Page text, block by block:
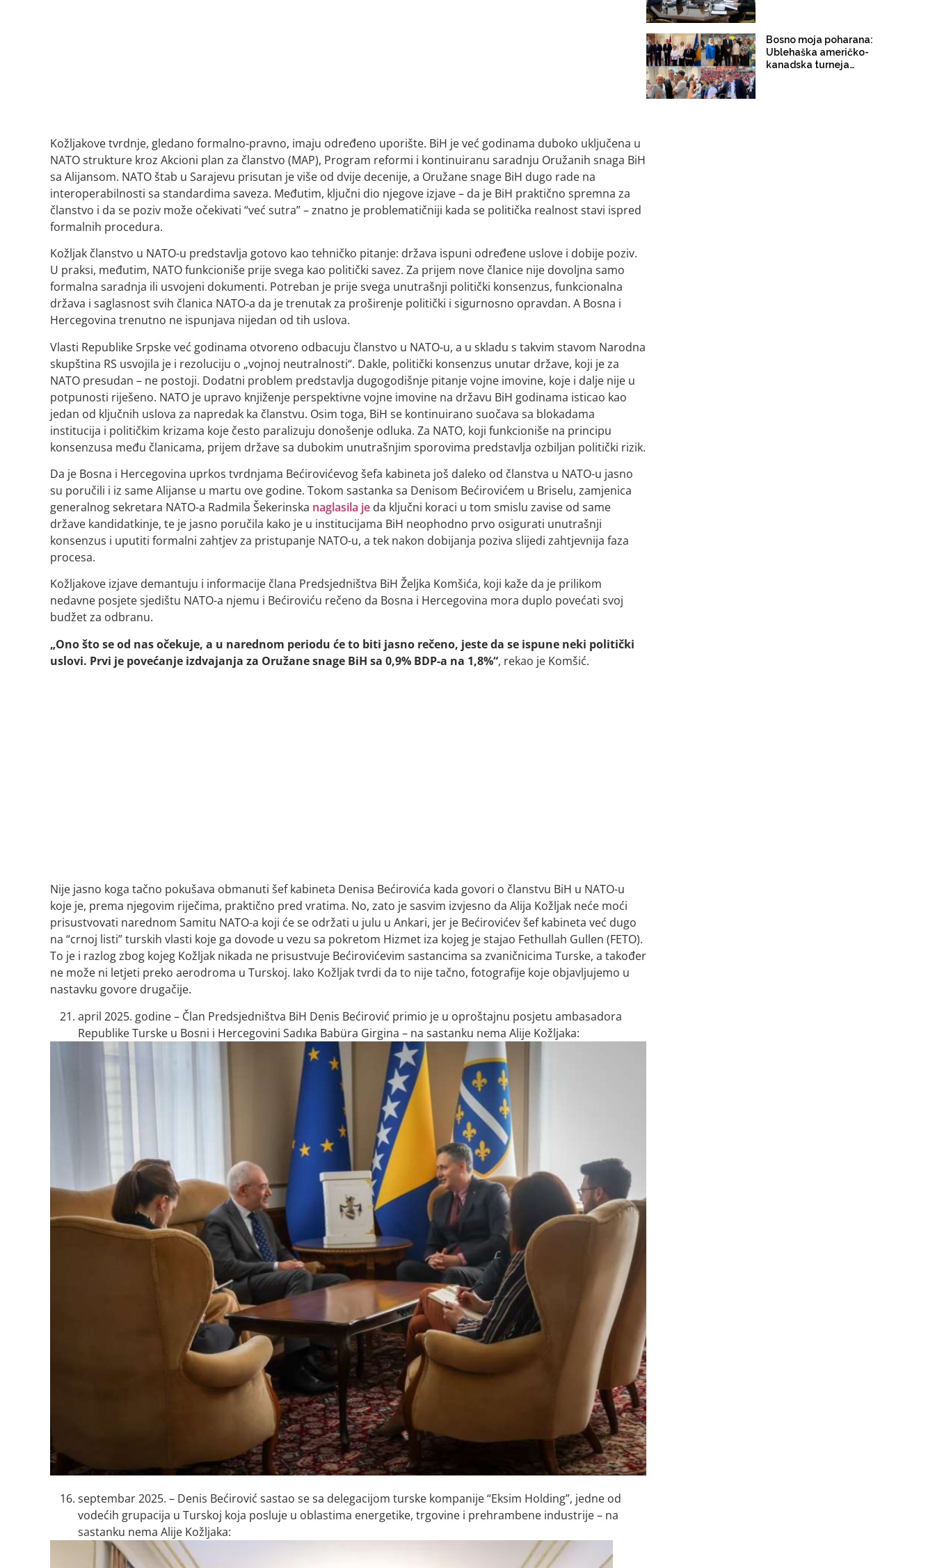
Kožljakove tvrdnje, gledano formalno-pravno, imaju određeno uporište. BiH je već godinama duboko uključena u
NATO strukture kroz Akcioni plan za članstvo (MAP), Program reformi i kontinuiranu saradnju Oružanih snaga BiH
sa Alijansom. NATO štab u Sarajevu prisutan je više od dvije decenije, a Oružane snage BiH dugo rade na
interoperabilnosti sa standardima saveza. Međutim, ključni dio njegove izjave – da je BiH praktično spremna za
članstvo i da se poziv može očekivati “već sutra” – znatno je problematičniji kada se politička realnost stavi ispred
formalnih procedura.
Kožljak članstvo u NATO-u predstavlja gotovo kao tehničko pitanje: država ispuni određene uslove i dobije poziv.
U praksi, međutim, NATO funkcioniše prije svega kao politički savez. Za prijem nove članice nije dovoljna samo
formalna saradnja ili usvojeni dokumenti. Potreban je prije svega unutrašnji politički konsenzus, funkcionalna
država i saglasnost svih članica NATO-a da je trenutak za proširenje politički i sigurnosno opravdan. A Bosna i
Hercegovina trenutno ne ispunjava nijedan od tih uslova.
Vlasti Republike Srpske već godinama otvoreno odbacuju članstvo u NATO-u, a u skladu s takvim stavom Narodna
skupština RS usvojila je i rezoluciju o „vojnoj neutralnosti“. Dakle, politički konsenzus unutar države, koji je za
NATO presudan – ne postoji. Dodatni problem predstavlja dugogodišnje pitanje vojne imovine, koje i dalje nije u
potpunosti riješeno. NATO je upravo knjiženje perspektivne vojne imovine na državu BiH godinama isticao kao
jedan od ključnih uslova za napredak ka članstvu. Osim toga, BiH se kontinuirano suočava sa blokadama
institucija i političkim krizama koje često paralizuju donošenje odluka. Za NATO, koji funkcioniše na principu
konsenzusa među članicama, prijem države sa dubokim unutrašnjim sporovima predstavlja ozbiljan politički rizik.
Da je Bosna i Hercegovina uprkos tvrdnjama Bećirovićevog šefa kabineta još daleko od članstva u NATO-u jasno
su poručili i iz same Alijanse u martu ove godine. Tokom sastanka sa Denisom Bećirovićem u Briselu, zamjenica
generalnog sekretara NATO-a Radmila Šekerinska naglasila je da ključni koraci u tom smislu zavise od same
države kandidatkinje, te je jasno poručila kako je u institucijama BiH neophodno prvo osigurati unutrašnji
konsenzus i uputiti formalni zahtjev za pristupanje NATO-u, a tek nakon dobijanja poziva slijedi zahtjevnija faza
procesa.
Kožljakove izjave demantuju i informacije člana Predsjedništva BiH Željka Komšića, koji kaže da je prilikom
nedavne posjete sjedištu NATO-a njemu i Bećiroviću rečeno da Bosna i Hercegovina mora duplo povećati svoj
budžet za odbranu.
„Ono što se od nas očekuje, a u narednom periodu će to biti jasno rečeno, jeste da se ispune neki politički
uslovi. Prvi je povećanje izdvajanja za Oružane snage BiH sa 0,9% BDP-a na 1,8%“, rekao je Komšić.
Nije jasno koga tačno pokušava obmanuti šef kabineta Denisa Bećirovića kada govori o članstvu BiH u NATO-u
koje je, prema njegovim riječima, praktično pred vratima. No, zato je sasvim izvjesno da Alija Kožljak neće moći
prisustvovati narednom Samitu NATO-a koji će se održati u julu u Ankari, jer je Bećirovićev šef kabineta već dugo
na “crnoj listi” turskih vlasti koje ga dovode u vezu sa pokretom Hizmet iza kojeg je stajao Fethullah Gullen (FETO).
To je i razlog zbog kojeg Kožljak nikada ne prisustvuje Bećirovićevim sastancima sa zvaničnicima Turske, a također
ne može ni letjeti preko aerodroma u Turskoj. Iako Kožljak tvrdi da to nije tačno, fotografije koje objavljujemo u
nastavku govore drugačije.
april 2025. godine – Član Predsjedništva BiH Denis Bećirović primio je u oproštajnu posjetu ambasadora
Republike Turske u Bosni i Hercegovini Sadıka Babüra Girgina – na sastanku nema Alije Kožljaka:
septembar 2025. – Denis Bećirović sastao se sa delegacijom turske kompanije “Eksim Holding”, jedne od
vodećih grupacija u Turskoj koja posluje u oblastima energetike, trgovine i prehrambene industrije – na
sastanku nema Alije Kožljaka:
Bosno moja poharana:
Ublehaška američko-
kanadska turneja